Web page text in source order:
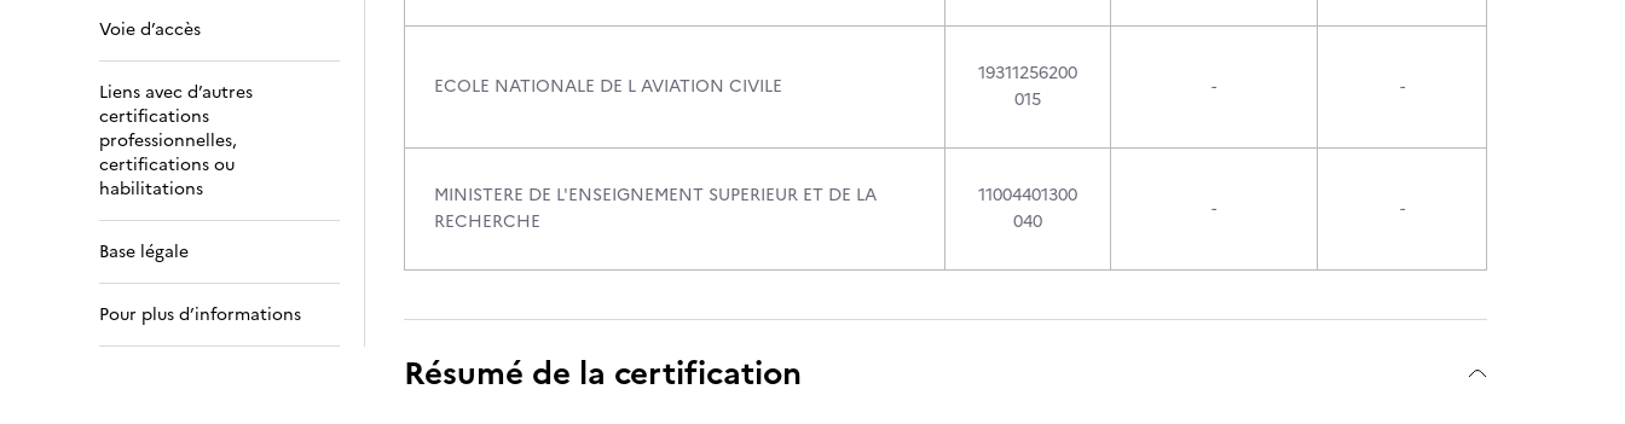
Voie d’accès
Liens avec d’autres
certifications
professionnelles,
certifications ou
habilitations
Base légale
Pour plus d’informations
ECOLE NATIONALE DE L AVIATION CIVILE
19311256200
015
- -
MINISTERE DE L'ENSEIGNEMENT SUPERIEUR ET DE LA
RECHERCHE
11004401300
040
- -
Résumé de la certification